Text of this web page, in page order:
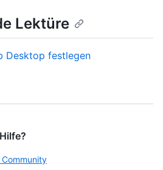
Lektüre
Desktop festlegen